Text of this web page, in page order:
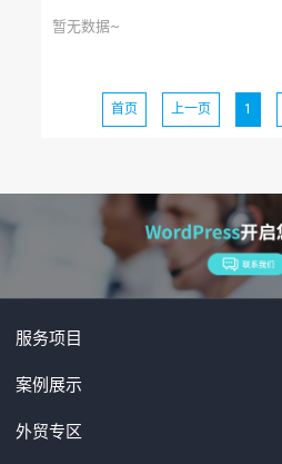
暂无数据~
首页 上一页 1
服务项目
案例展示
外贸专区